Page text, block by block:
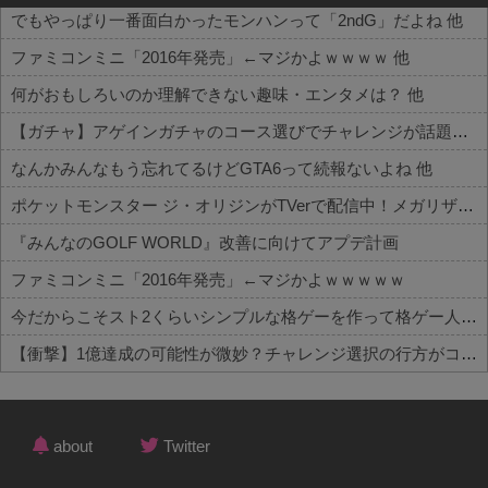
でもやっぱり一番面白かったモンハンって「2ndG」だよね 他
ファミコンミニ「2016年発売」←マジかよｗｗｗｗ 他
何がおもしろいのか理解できない趣味・エンタメは？ 他
【ガチャ】アゲインガチャのコース選びでチャレンジが話題！？詳細はコチラ 他
なんかみんなもう忘れてるけどGTA6って続報ないよね 他
ポケットモンスター ジ・オリジンがTVerで配信中！メガリザードンXが初お披露目された作品
『みんなのGOLF WORLD』改善に向けてアプデ計画
ファミコンミニ「2016年発売」←マジかよｗｗｗｗｗ
今だからこそスト2くらいシンプルな格ゲーを作って格ゲー人口を増やした方がいいと思う
【衝撃】1億達成の可能性が微妙？チャレンジ選択の行方がコチラ
Powered by livedoor 相互RSS
about Twitter